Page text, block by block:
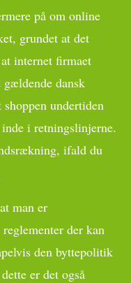
på om online
grundet at det
internet firmaet
gældende dansk
undertiden
i retningslinjerne.
ifald du
man er
der kan
den byttepolitik
er det også